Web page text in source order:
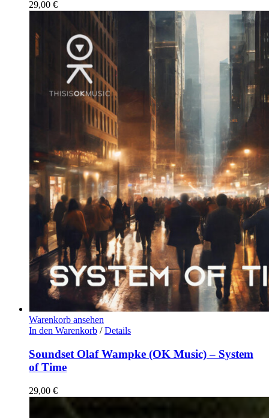
29,00 €
Warenkorb ansehen
In den Warenkorb / Details
Soundset Olaf Wampke (OK Music) – System
of Time
29,00 €